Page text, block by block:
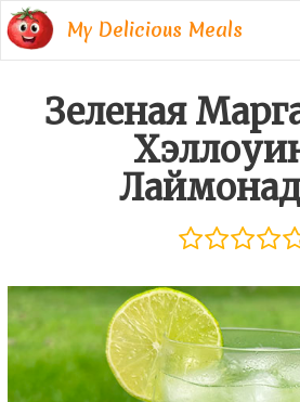
My Delicious Meals
Зеленая